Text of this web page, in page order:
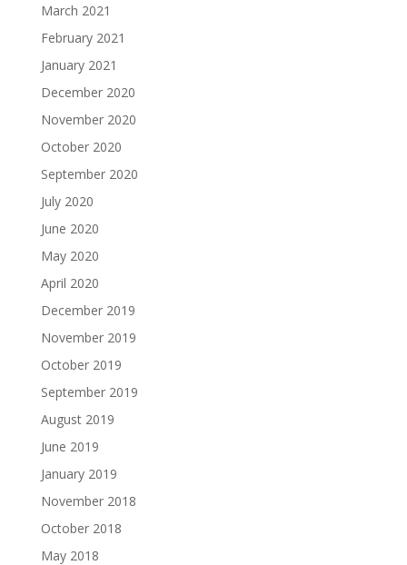
March 2021
February 2021
January 2021
December 2020
November 2020
October 2020
September 2020
July 2020
June 2020
May 2020
April 2020
December 2019
November 2019
October 2019
September 2019
August 2019
June 2019
January 2019
November 2018
October 2018
May 2018